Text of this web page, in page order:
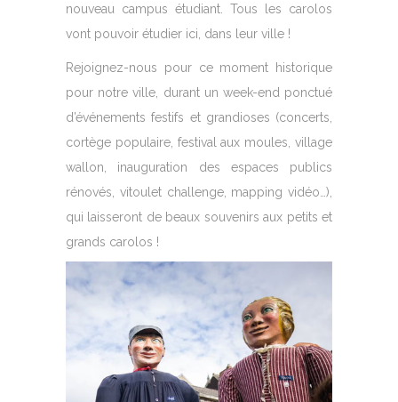
nouveau campus étudiant. Tous les carolos
vont pouvoir étudier ici, dans leur ville !
Rejoignez-nous pour ce moment historique
pour notre ville, durant un week-end ponctué
d’événements festifs et grandioses (concerts,
cortège populaire, festival aux moules, village
wallon, inauguration des espaces publics
rénovés, vitoulet challenge, mapping vidéo…),
qui laisseront de beaux souvenirs aux petits et
grands carolos !